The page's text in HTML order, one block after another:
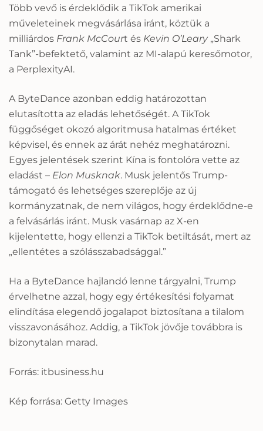
Több vevő is érdeklődik a TikTok amerikai
műveleteinek megvásárlása iránt, köztük a
milliárdos Frank McCourt és Kevin O’Leary„Shark
Tank”-befektető, valamint az MI-alapú keresőmotor,
a PerplexityAI.
A ByteDance azonban eddig határozottan
elutasította az eladás lehetőségét. A TikTok
függőséget okozó algoritmusa hatalmas értéket
képvisel, és ennek az árát nehéz meghatározni.
Egyes jelentések szerint Kína is fontolóra vette az
eladást – Elon Musknak. Musk jelentős Trump-
támogató és lehetséges szereplője az új
kormányzatnak, de nem világos, hogy érdeklődne-e
a felvásárlás iránt. Musk vasárnap az X-en
kijelentette, hogy ellenzi a TikTok betiltását, mert az
„ellentétes a szólásszabadsággal.”
Ha a ByteDance hajlandó lenne tárgyalni, Trump
érvelhetne azzal, hogy egy értékesítési folyamat
elindítása elegendő jogalapot biztosítana a tilalom
visszavonásához. Addig, a TikTok jövője továbbra is
bizonytalan marad.
Forrás: itbusiness.hu
Kép forrása: Getty Images